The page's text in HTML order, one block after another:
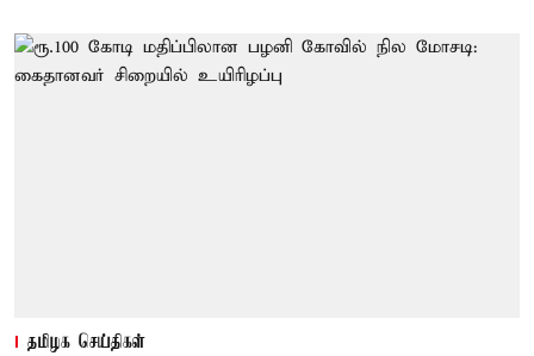
தமிழக செய்திகள்